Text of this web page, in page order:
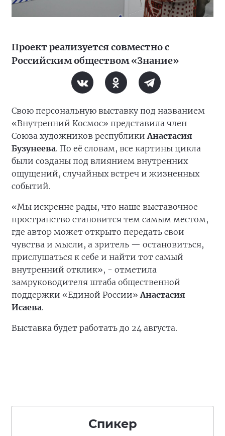
Проект реализуется совместно с
Российским обществом «Знание»
Свою персональную выставку под названием
«Внутренний Космос» представила член
Союза художников республики Анастасия
Бузунеева. По её словам, все картины цикла
были созданы под влиянием внутренних
ощущений, случайных встреч и жизненных
событий.
«Мы искренне рады, что наше выставочное
пространство становится тем самым местом,
где автор может открыто передать свои
чувства и мысли, а зритель — остановиться,
прислушаться к себе и найти тот самый
внутренний отклик», - отметила
замруководителя штаба общественной
поддержки «Единой России»Анастасия
Исаева.
Выставка будет работать до 24 августа.
Спикер